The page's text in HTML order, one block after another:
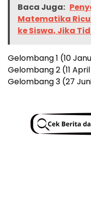
Baca Juga:
Matematika
ke Siswa, Jika
Gelombang 1 (10
Gelombang 2 (11
Gelombang 3 (27